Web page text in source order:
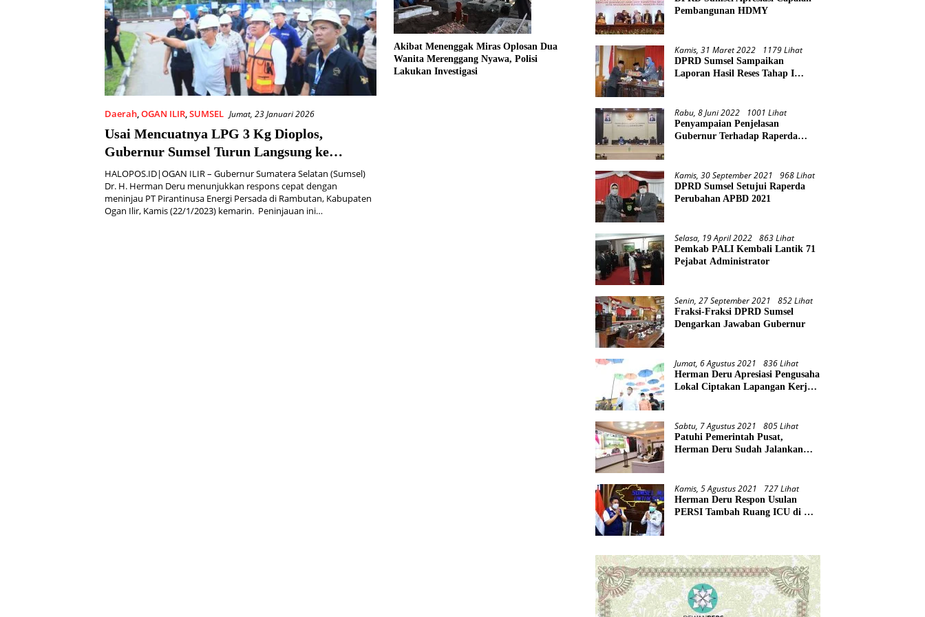
Daerah OGAN ILIR SUMSEL Jumat, 23 Januari 2026
Usai Mencuatnya LPG 3 Kg Dioplos,
Gubernur Sumsel Turun Langsung ke
Lapangan
HALOPOS.ID|OGAN ILIR – Gubernur Sumatera Selatan (Sumsel)
Dr. H. Herman Deru menunjukkan respons cepat dengan
meninjau PT Pirantinusa Energi Persada di Rambutan, Kabupaten
Ogan Ilir, Kamis (22/1/2023) kemarin. Peninjauan ini…
Akibat Menenggak Miras Oplosan Dua
Wanita Merenggang Nyawa, Polisi
Lakukan Investigasi
Pembangunan HDMY
Kamis, 31 Maret 2022 1179 Lihat
DPRD Sumsel Sampaikan
Laporan Hasil Reses Tahap I
Rabu, 8 Juni 2022 1001 Lihat
Penyampaian Penjelasan
Gubernur Terhadap Raperda
Kamis, 30 September 2021 968 Lihat
DPRD Sumsel Setujui Raperda
Perubahan APBD 2021
Selasa, 19 April 2022 863 Lihat
Pemkab PALI Kembali Lantik 71
Pejabat Administrator
Senin, 27 September 2021 852 Lihat
Fraksi-Fraksi DPRD Sumsel
Dengarkan Jawaban Gubernur
Jumat, 6 Agustus 2021 836 Lihat
Herman Deru Apresiasi Pengusaha
Lokal Ciptakan Lapangan Kerja
Sabtu, 7 Agustus 2021 805 Lihat
Patuhi Pemerintah Pusat,
Herman Deru Sudah Jalankan
Kamis, 5 Agustus 2021 727 Lihat
Herman Deru Respon Usulan
PERSI Tambah Ruang ICU di RS